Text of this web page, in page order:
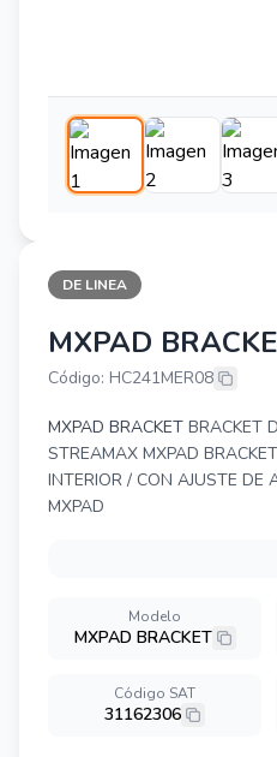
DE LINEA
STREAMAX -
MXPAD
Código: HC241MER08
MXPAD BRACKET BRACKET
STREAMAX MXPAD
INTERIOR / CON AJUSTE DE
MXPAD
Modelo
MXPAD BRACKET
Código SAT
31162306